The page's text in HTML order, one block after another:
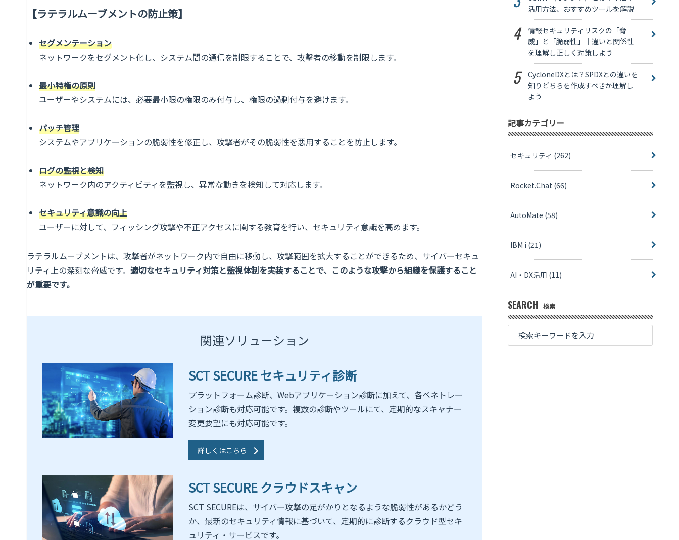
【ラテラルムーブメントの防止策】
セグメンテーション
ネットワークをセグメント化し、システム間の通信を制限することで、攻撃者の移動を制限します。
最小特権の原則
ユーザーやシステムには、必要最小限の権限のみ付与し、権限の過剰付与を避けます。
パッチ管理
システムやアプリケーションの脆弱性を修正し、攻撃者がその脆弱性を悪用することを防止します。
ログの監視と検知
ネットワーク内のアクティビティを監視し、異常な動きを検知して対応します。
セキュリティ意識の向上
ユーザーに対して、フィッシング攻撃や不正アクセスに関する教育を行い、セキュリティ意識を高めます。
ラテラルムーブメントは、攻撃者がネットワーク内で自由に移動し、攻撃範囲を拡大することができるため、サイバーセキュ
リティ上の深刻な脅威です。 適切なセキュリティ対策と監視体制を実装することで、このような攻撃から組織を保護すること
が重要です。
関連ソリューション
SCT SECURE セキュリティ診断
プラットフォーム診断、Webアプリケーション診断に加えて、各ペネトレー
ション診断も対応可能です。複数の診断やツールにて、定期的なスキャナー
変更要望にも対応可能です。
詳しくはこちら
SCT SECURE クラウドスキャン
SCT SECUREは、サイバー攻撃の足がかりとなるような脆弱性があるかどう
か、最新のセキュリティ情報に基づいて、定期的に診断するクラウド型セキ
ュリティ・サービスです。
活用方法、おすすめツールを解説
情報セキュリティリスクの「脅
威」と「脆弱性」｜違いと関係性
を理解し正しく対策しよう
CycloneDXとは？SPDXとの違いを
知りどちらを作成すべきか理解し
よう
記事カテゴリー
セキュリティ (262)
Rocket.Chat (66)
AutoMate (58)
IBM i (21)
AI・DX活用 (11)
SEARCH 検索